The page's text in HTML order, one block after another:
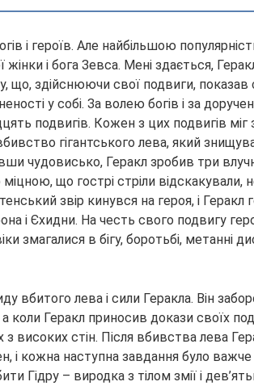
і героїв. Але найбільшою
і бога Зевса. Мені здається,
що, здійснюючи свої подвиги, показав
у собі. За волею богів і за
подвигів. Кожен з цих подвигів міг
гігантського лева, який
чудовисько, Геракл зробив три
що гострі стріли відскакували,
звір кинувся на героя, і Геракл
і Єхидни. На честь свого подвигу
змагалися в бігу, боротьбі, метанні
вбитого лева і сили Геракла. Він
коли Геракл приносив докази своїх
високих стін. Після вбивства лева
і кожна наступна завдання було важче
Гідру – виродка з тілом змії і